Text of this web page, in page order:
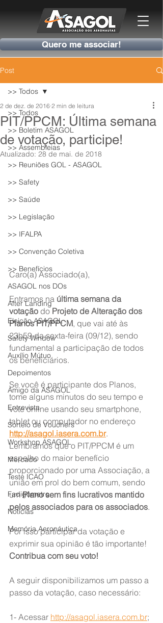
Quero me associar!
Post
>> Todos
>> Boletim ASAGOL
>> Assembleias
>> Reuniões GOL - ASAGOL
>> Safety
>> Saúde
>> Legislação
>> IFALPA
>> Convenção Coletiva
>> Benefícios
ASAGOL nos DOs
After Landing
Eleição ASAGOL
Safety Window
Auxílio Mútuo
Depoimentos
Amigo da ASAGOL
Entrevista
Sorteio de Vouchers
Workshop ASAGOL
Mercado
Teste ICAO
Fadigômetro
Notícias
Memória Aeronáutica
>> Todos
PIT/PPCM: Última semana
de votação, participe!
2 de dez. de 2016 2 min de leitura
Atualizado: 28 de mai. de 2018
Caro(a) Associado(a),
Entramos na última semana da
votação do Projeto de Alteração dos
Planos PIT/PPCM, que vai até às
23h59 da sexta-feira (09/12), sendo
fundamental a participação de todos
os beneficiários.
Se você é participante dos Planos,
tome alguns minutos do seu tempo e
vote online usando seu smartphone,
tablet ou computador no endereço
http://asagol.iasera.com.br.
Lembramos que o PIT/PPCM é um
espelho do maior benefício
proporcionado por uma Associação, a
união em prol do bem comum, sendo
um Plano sem fins lucrativos mantido
pelos associados para os associados.
Por isso participar da votação e
exprimir sua opinião é tão importante!
Contribua com seu voto!
A seguir disponibilizamos um passo a
passo da votação, caso necessário:
1- Acessar http://asagol.iasera.com.br;